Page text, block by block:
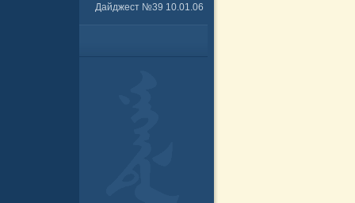
Дайджест №39 10.01.06